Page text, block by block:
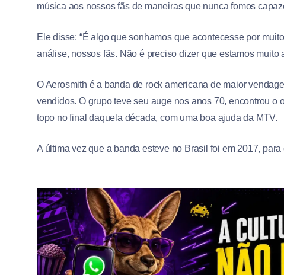
música aos nossos fãs de maneiras que nunca fomos
Ele disse: “É algo que sonhamos que acontecesse por
análise, nossos fãs. Não é preciso dizer que estamos muito
O Aerosmith é a banda de rock americana de maior
vendidos. O grupo teve seu auge nos anos 70, encontrou
topo no final daquela década, com uma boa ajuda da MTV.
A última vez que a banda esteve no Brasil foi em 2017,